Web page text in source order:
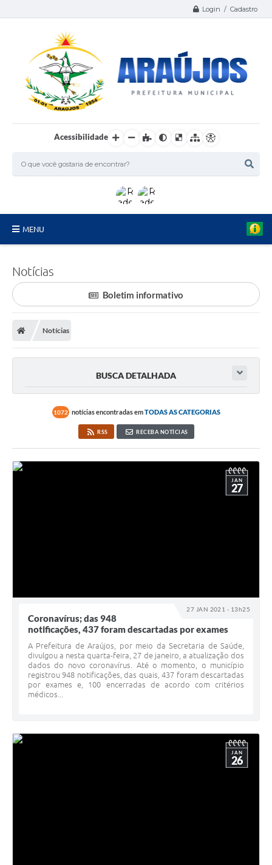
Login / Cadastro
Acessibilidade
MENU
Lei Aldir Blanc 2026
COMPRA DIRETA
Patrimônio Cultural
Legislação
Diário Oficial
Guia de Serviços
Lei Aldir Blanc
Lei de Acesso a Informação
Notícias
Boletim informativo
Notícias
BUSCA DETALHADA
1072 notícias encontradas emTODAS AS CATEGORIAS
RSS RECEBA NOTÍCIAS
27 JAN 2021 - 13h25
JAN
27
Coronavírus; das 948
notificações, 437 foram descartadas por exames
A Prefeitura de Araújos, por meio da Secretaria de Saúde,
divulgou a nesta quarta-feira, 27 de janeiro, a atualização dos
dados do novo coronavírus. Até o momento, o município
registrou 948 notificações, das quais, 437 foram descartadas
por exames e, 100 encerradas de acordo com critérios
médicos...
JAN
26